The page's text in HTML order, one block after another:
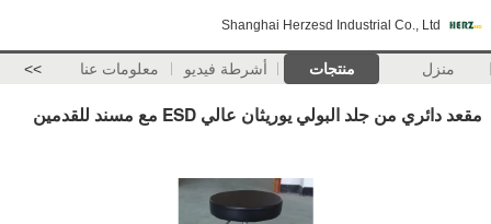
Shanghai Herzesd Industrial Co., Ltd
منزل منتجات أشرطة فيديو معلومات عنا >>
مقعد دائري من جلد البولي يوريثان عالي ESD مع مسند للقدمين